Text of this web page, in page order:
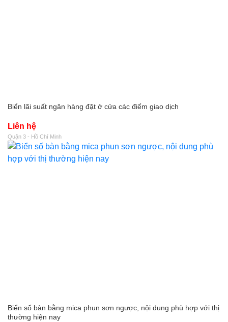
Biển lãi suất ngân hàng đặt ở cửa các điểm giao dịch
Liên hệ
Quận 3 - Hồ Chí Minh
Biển số bàn bằng mica phun sơn ngược, nội dung phù hợp với thị
thường hiện nay